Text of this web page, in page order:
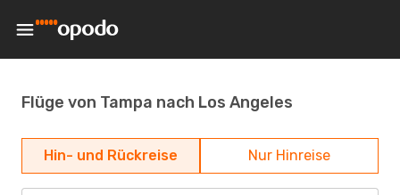
Flüge von Tampa nach Los Angeles
Hin- und Rückreise Nur Hinreise